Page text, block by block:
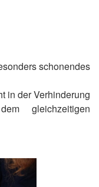
schonendes
der Verhinderung
gleichzeitigen